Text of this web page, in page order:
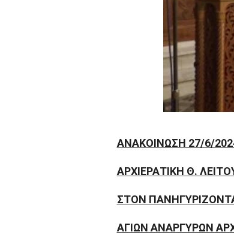
ΑΝΑΚΟΙΝΩΣΗ 27/6/
ΑΡΧΙΕΡΑΤΙΚΗ Θ.
ΣΤΟΝ
ΑΓΙΩΝ ΑΝΑΡΓΥΡΩΝ